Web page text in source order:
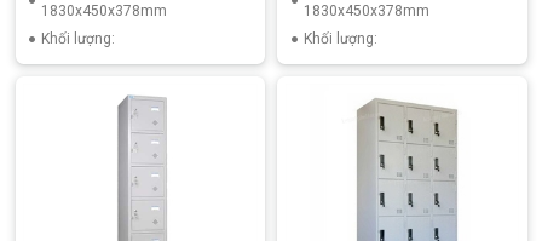
1830x450x378mm
Khối lượng:
1830x450x378mm
Khối lượng: